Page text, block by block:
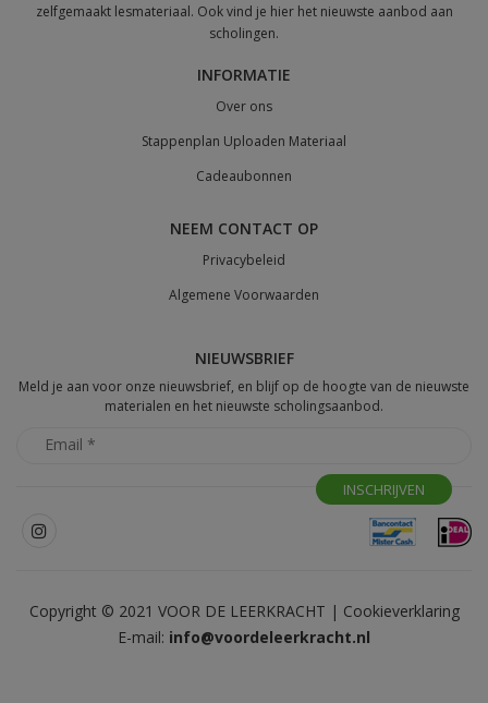
zelfgemaakt lesmateriaal. Ook vind je hier het nieuwste aanbod aan
scholingen.
INFORMATIE
Over ons
Stappenplan Uploaden Materiaal
Cadeaubonnen
NEEM CONTACT OP
Privacybeleid
Algemene Voorwaarden
NIEUWSBRIEF
Meld je aan voor onze nieuwsbrief, en blijf op de hoogte van de nieuwste
materialen en het nieuwste scholingsaanbod.
Copyright © 2021 VOOR DE LEERKRACHT | Cookieverklaring
E-mail: info@voordeleerkracht.nl